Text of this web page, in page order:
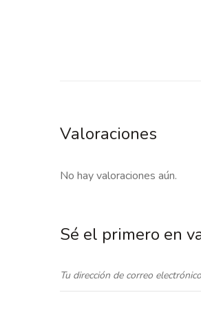
Valoraciones
No hay valoraciones aún.
Sé el primero en
Tu dirección de correo